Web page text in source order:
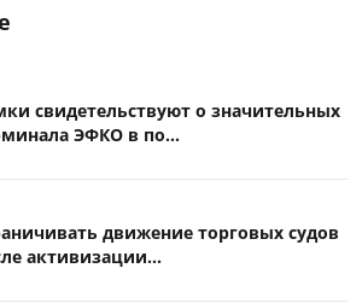
свидетельствуют о значительных
ЭФКО в по...
движение торговых судов
активизации...